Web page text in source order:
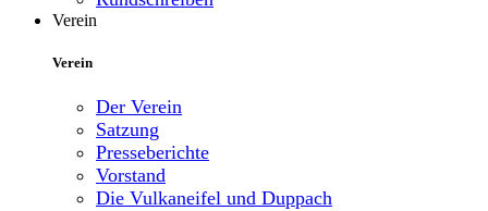
Verein
Verein
Der Verein
Satzung
Presseberichte
Vorstand
Die Vulkaneifel und Duppach